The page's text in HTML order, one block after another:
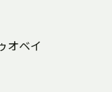
オベイ